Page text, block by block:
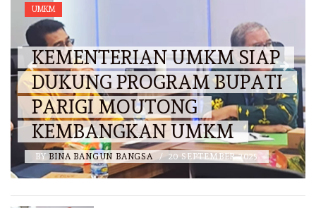
UMKM
KEMENTERIAN UMKM SIAP
DUKUNG PROGRAM BUPATI
PARIGI MOUTONG
KEMBANGKAN UMKM
BY BINA BANGUN BANGSA / 20 SEPTEMBER 2025